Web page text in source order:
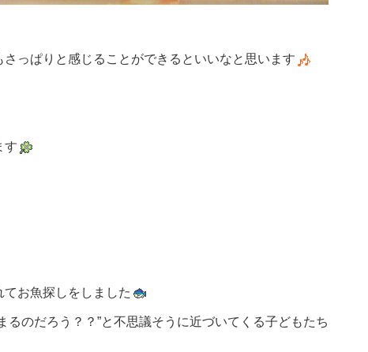
っぱりと感じることができるといいなと思います
す
お魚探しをしました
るのだろう？？”と不思議そうに近づいてくる子どもたち